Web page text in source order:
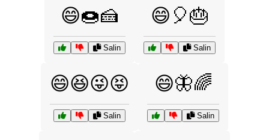
😄🍩🍰
Salin
😄🎈🎂
Salin
😄😆😜😝
Salin
😄🦋🌈
Salin